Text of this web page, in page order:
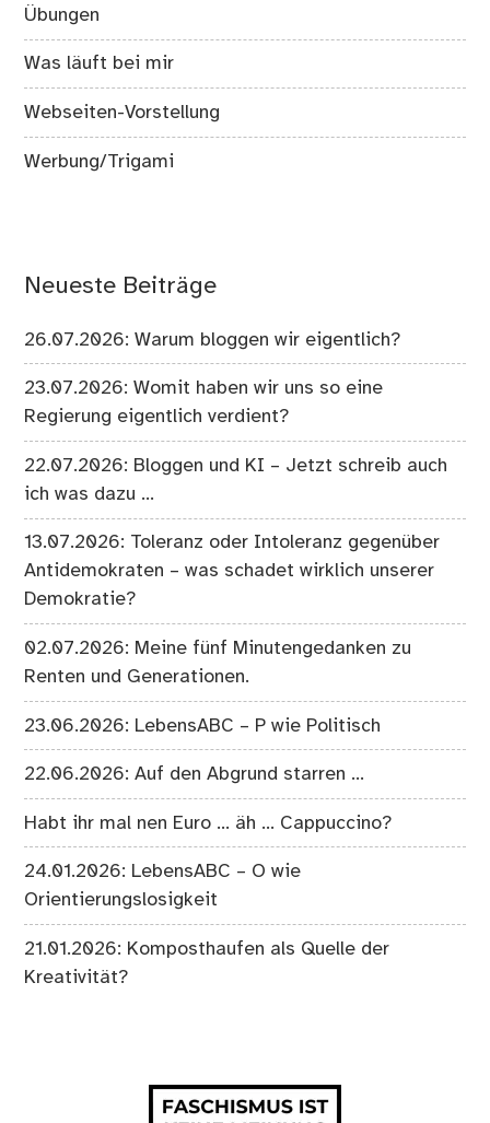
Übungen
Was läuft bei mir
Webseiten-Vorstellung
Werbung/Trigami
Neueste Beiträge
26.07.2026: Warum bloggen wir eigentlich?
23.07.2026: Womit haben wir uns so eine
Regierung eigentlich verdient?
22.07.2026: Bloggen und KI – Jetzt schreib auch
ich was dazu …
13.07.2026: Toleranz oder Intoleranz gegenüber
Antidemokraten – was schadet wirklich unserer
Demokratie?
02.07.2026: Meine fünf Minutengedanken zu
Renten und Generationen.
23.06.2026: LebensABC – P wie Politisch
22.06.2026: Auf den Abgrund starren …
Habt ihr mal nen Euro … äh … Cappuccino?
24.01.2026: LebensABC – O wie
Orientierungslosigkeit
21.01.2026: Komposthaufen als Quelle der
Kreativität?